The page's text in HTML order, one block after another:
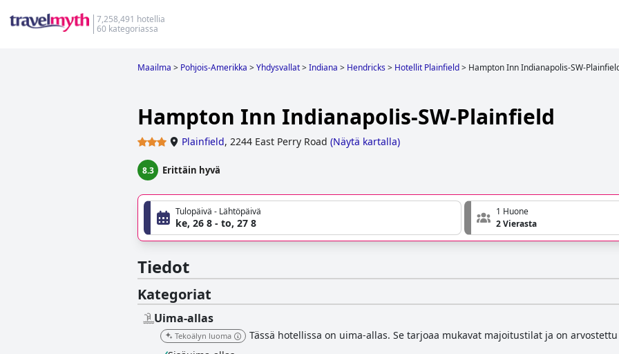
7,258,491 hotellia
60 kategoriassa
Maailma > Pohjois-Amerikka >Yhdysvallat>Indiana > Hendricks> Hotellit Plainfield> Hampton Inn Indianapolis-SW-
Hampton Inn Indianapolis-SW-Plainfield
Plainfield, 2244 East Perry Road (Näytä kartalla)
8.3 Erittäin hyvä
Tulopäivä - Lähtöpäivä
ke, 26 8 - to, 27 8
1 Huone
2 Vierasta
Tiedot
Kategoriat
Uima-allas
Tekoälyn luoma
Tässä hotellissa on uima-allas. Se tarjoaa mukavat majoitustilat ja on